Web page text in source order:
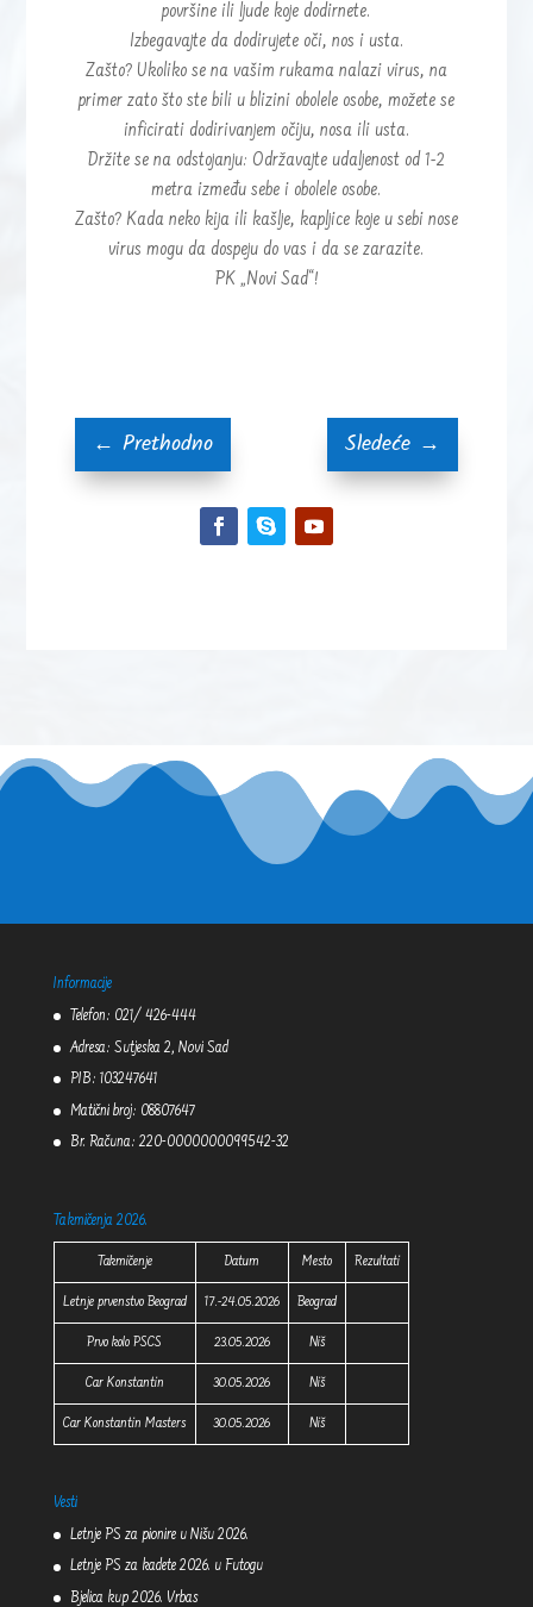
površine ili ljude koje dodirnete.
Izbegavajte da dodirujete oči, nos i usta.
Zašto? Ukoliko se na vašim rukama nalazi virus, na
primer zato što ste bili u blizini obolele osobe, možete se
inficirati dodirivanjem očiju, nosa ili usta.
Držite se na odstojanju: Održavajte udaljenost od 1-2
metra između sebe i obolele osobe.
Zašto? Kada neko kija ili kašlje, kapljice koje u sebi nose
virus mogu da dospeju do vas i da se zarazite.
PK „Novi Sad“!
← Prethodno Sledeće →
Informacije
Telefon: 021/ 426-444
Adresa: Sutjeska 2, Novi Sad
PIB: 103247641
Matični broj: 08807647
Br. Računa: 220-0000000099542-32
Takmičenja 2026.
Takmičenje Datum Mesto Rezultati
Letnje prvenstvo Beograd 17.-24.05.2026 Beograd
Prvo kolo PSCS 23.05.2026 Niš
Car Konstantin 30.05.2026 Niš
Car Konstantin Masters 30.05.2026 Niš
Vesti
Letnje PS za pionire u Nišu 2026.
Letnje PS za kadete 2026. u Futogu
Bjelica kup 2026. Vrbas